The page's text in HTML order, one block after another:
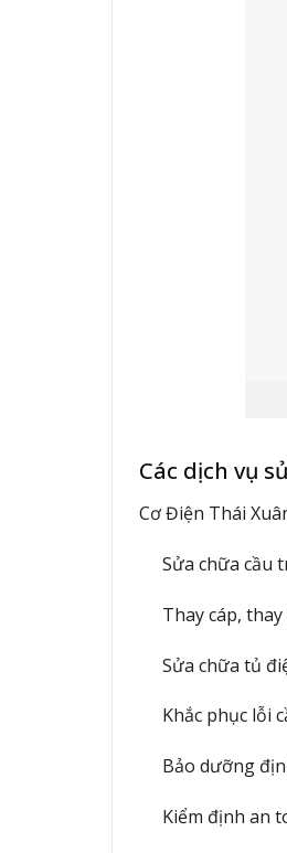
Các dịch vụ
Cơ Điện Thái
Sửa chữa cầu
Thay cáp,
Sửa chữa tủ
Khắc phục lỗi
Bảo dưỡng
Kiểm định an